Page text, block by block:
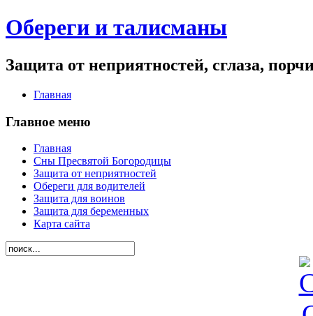
Обереги и талисманы
Защита от неприятностей, сглаза,
Главная
Главное меню
Главная
Сны Пресвятой Богородицы
Защита от неприятностей
Обереги для водителей
Защита для воинов
Защита для беременных
Карта сайта